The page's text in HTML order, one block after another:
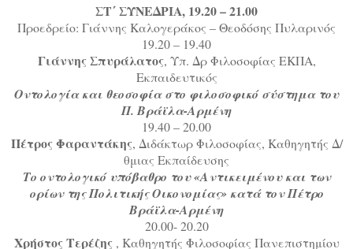
ΣΤ΄ ΣΥΝΕΔΡΙΑ, 19.20 – 21.00
Προεδρείο: Γιάννης Καλογεράκος – Θεοδόσης Πυλαρινός
19.20 – 19.40
Γιάννης Σπυράλατος, Υπ. Δρ Φιλοσοφίας ΕΚΠΑ,
Εκπαιδευτικός
Οντολογία και θεοσοφία στο φιλοσοφικό σύστημα του
Π. Βράϊλα-Αρμένη
19.40 – 20.00
Πέτρος Φαραντάκης, Διδάκτωρ Φιλοσοφίας, Καθηγητής Δ/
θμιας Εκπαίδευσης
Το οντολογικό υπόβαθρο του «Αντικειμένου και των
ορίων της Πολιτικής Οικονομίας» κατά τον Πέτρο
Βράϊλα-Αρμένη
20.00- 20.20
Xρήστος Τερέζης, Καθηγητής Φιλοσοφίας Πανεπιστημίου